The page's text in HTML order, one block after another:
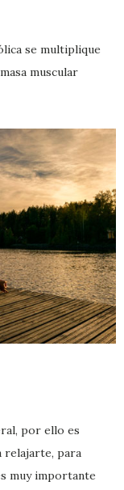
se multiplique
muscular
por ello es
relajarte, para
muy importante